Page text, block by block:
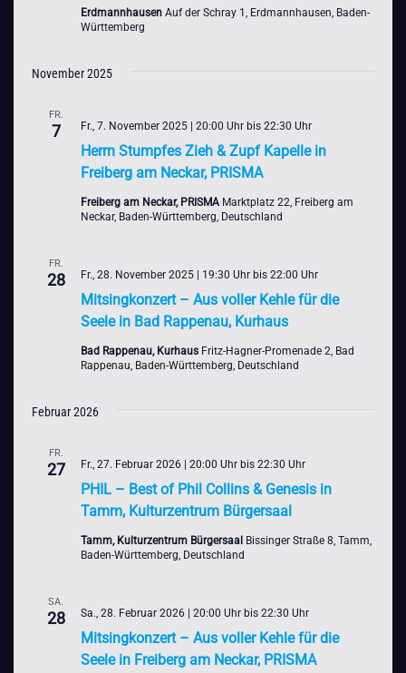
Erdmannhausen Auf der Schray 1, Erdmannhausen, Baden-
Württemberg
November 2025
FR.
7
Herrn Stumpfes Zieh & Zupf Kapelle in
Freiberg am Neckar, PRISMA
Fr., 7. November 2025 | 20:00 Uhrbis 22:30 Uhr
Freiberg am Neckar, PRISMA Marktplatz 22, Freiberg am
Neckar, Baden-Württemberg, Deutschland
FR.
28
Mitsingkonzert – Aus voller Kehle für die
Seele in Bad Rappenau, Kurhaus
Fr., 28. November 2025 | 19:30 Uhrbis 22:00 Uhr
Bad Rappenau, Kurhaus Fritz-Hagner-Promenade 2, Bad
Rappenau, Baden-Württemberg, Deutschland
Februar 2026
FR.
27
PHIL – Best of Phil Collins & Genesis in
Tamm, Kulturzentrum Bürgersaal
Fr., 27. Februar 2026 | 20:00 Uhrbis 22:30 Uhr
Tamm, Kulturzentrum Bürgersaal Bissinger Straße 8, Tamm,
Baden-Württemberg, Deutschland
SA.
28
Mitsingkonzert – Aus voller Kehle für die
Seele in Freiberg am Neckar, PRISMA
Sa., 28. Februar 2026 | 20:00 Uhrbis 22:30 Uhr